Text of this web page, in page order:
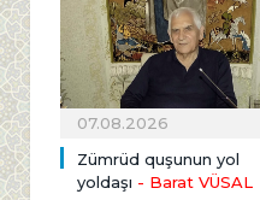
07.08.2026
Zümrüd quşunun yol
yoldaşı - Barat VÜSAL